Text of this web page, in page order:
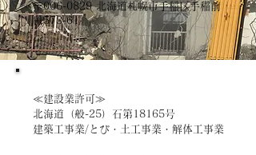
〒006-0829 北海道札幌市手稲区手稲前
田573-61
≪建設業許可≫
北海道（般-25）石第18165号
建築工事業/とび・土工事業・解体工事業